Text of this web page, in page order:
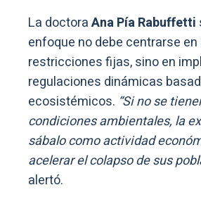
La doctoraAna Pía Rabuffetti
enfoque no debe centrarse
restricciones fijas, sino en
regulaciones dinámicas
ecosistémicos. “Si no se
condiciones ambientales, la
sábalo como actividad
acelerar el colapso de sus
alertó.